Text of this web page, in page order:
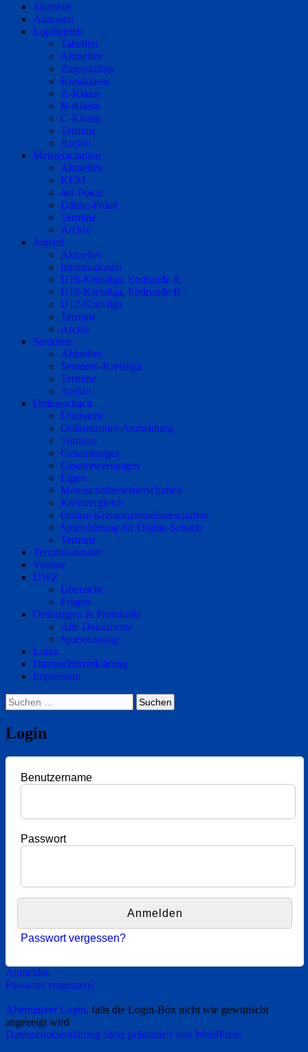
Startseite
Adressen
Ligabetrieb
Tabellen
Aktuelles
Zugspitzliga
Kreisklasse
A-Klasse
B-Klasse
C-Klasse
Termine
Archiv
Meisterschaften
Aktuelles
KEM
4er-Pokal
Dähne-Pokal
Termine
Archiv
Jugend
Aktuelles
Informationen
U16-Kreisliga, Endrunde A
U16-Kreisliga, Endrunde B
U12-Kreisliga
Termine
Archiv
Senioren
Aktuelles
Senioren-Kreisliga
Termine
Archiv
Onlineschach
Übersicht
Onlineturnier-Anmeldung
Turniere
Gesamtsieger
Gesamtwertungen
Ligen
Mannschaftsmeisterschaften
Kreisvergleich
Online-Kreiseinzelmeisterschaften
Spielordnung für Online-Schach
Termine
Terminkalender
Vereine
DWZ
Übersicht
Fragen
Ordnungen & Protokolle
Alle Dokumente
Spielordnung
Links
Datenschutzerklärung
Impressum
Suchen
nach:
Login
Benutzername
Passwort
Passwort vergessen?
Anmelden
Passwort vergessen?
Alternativer Login, falls die Login-Box nicht wie gewünscht
angezeigt wird
Datenschutzerklärung Stolz präsentiert von WordPress